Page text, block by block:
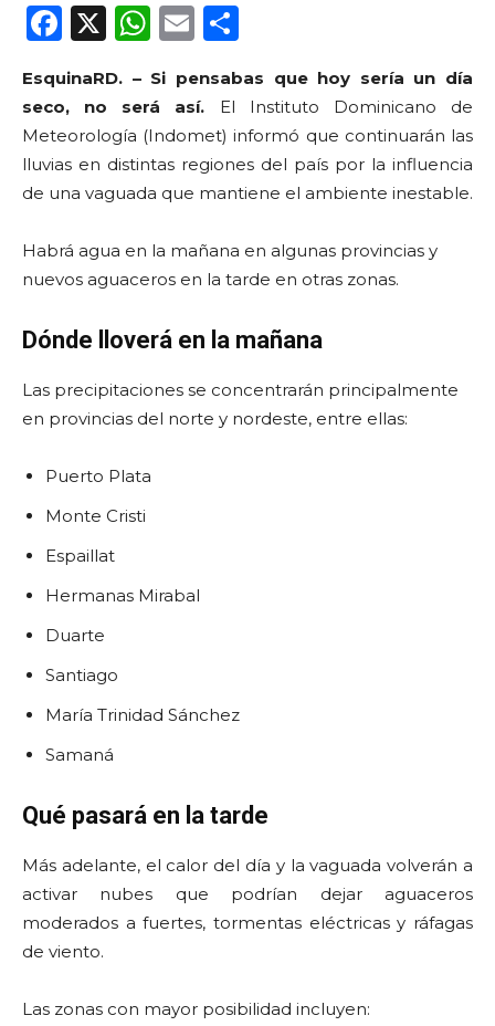
F
c
e
b
o
o
k
X
W
a
ts
A
p
p
E
ai
l
m
p
ar
ti
EsquinaRD. – Si pensabas que hoy sería un día
seco, no será así. El Instituto Dominicano de
Meteorología (Indomet) informó que continuarán las
lluvias en distintas regiones del país por la influencia
de una vaguada que mantiene el ambiente inestable.
Habrá agua en la mañana en algunas provincias y
nuevos aguaceros en la tarde en otras zonas.
Dónde lloverá en la mañana
Las precipitaciones se concentrarán principalmente
en provincias del norte y nordeste, entre ellas:
Puerto Plata
Monte Cristi
Espaillat
Hermanas Mirabal
Duarte
Santiago
María Trinidad Sánchez
Samaná
Qué pasará en la tarde
Más adelante, el calor del día y la vaguada volverán a
activar nubes que podrían dejar aguaceros
moderados a fuertes, tormentas eléctricas y ráfagas
de viento.
Las zonas con mayor posibilidad incluyen: